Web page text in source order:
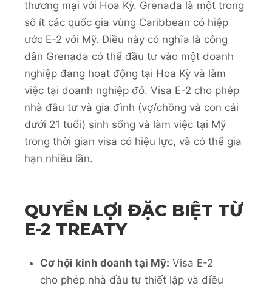
thương mại với Hoa Kỳ. Grenada là một trong
số ít các quốc gia vùng Caribbean có hiệp
ước E-2 với Mỹ. Điều này có nghĩa là công
dân Grenada có thể đầu tư vào một doanh
nghiệp đang hoạt động tại Hoa Kỳ và làm
việc tại doanh nghiệp đó. Visa E-2 cho phép
nhà đầu tư và gia đình (vợ/chồng và con cái
dưới 21 tuổi) sinh sống và làm việc tại Mỹ
trong thời gian visa có hiệu lực, và có thể gia
hạn nhiều lần.
QUYỀN LỢI ĐẶC BIỆT TỪ
E-2 TREATY
Cơ hội kinh doanh tại Mỹ: Visa E-2
cho phép nhà đầu tư thiết lập và điều